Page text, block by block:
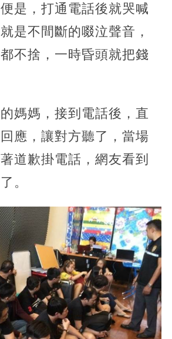
是，打通電話後就哭喊
是不間斷的啜泣聲音，
不捨，一時昏頭就把錢
媽媽，接到電話後，直
應，讓對方聽了，當場
道歉掛電話，網友看到
。